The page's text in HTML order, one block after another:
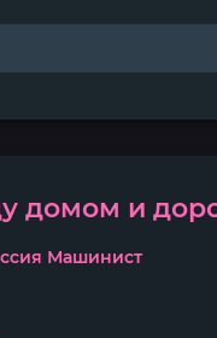
домом и
Машинист